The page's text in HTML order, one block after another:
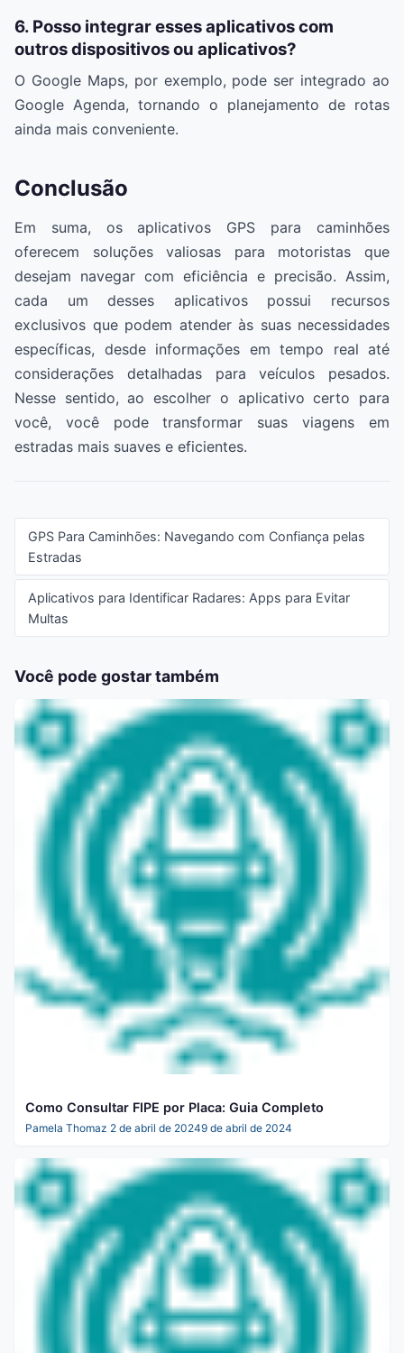
6. Posso integrar esses aplicativos com
outros dispositivos ou aplicativos?
O Google Maps, por exemplo, pode ser integrado ao
Google Agenda, tornando o planejamento de rotas
ainda mais conveniente.
Conclusão
Em suma, os aplicativos GPS para caminhões
oferecem soluções valiosas para motoristas que
desejam navegar com eficiência e precisão. Assim,
cada um desses aplicativos possui recursos
exclusivos que podem atender às suas necessidades
específicas, desde informações em tempo real até
considerações detalhadas para veículos pesados.
Nesse sentido, ao escolher o aplicativo certo para
você, você pode transformar suas viagens em
estradas mais suaves e eficientes.
GPS Para Caminhões: Navegando com Confiança pelas
Estradas
Aplicativos para Identificar Radares: Apps para Evitar
Multas
Você pode gostar também
Como Consultar FIPE por Placa: Guia Completo
Pamela Thomaz 2 de abril de 20249 de abril de 2024